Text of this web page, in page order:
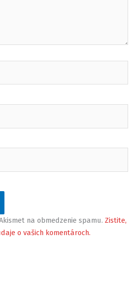
na obmedzenie spamu. Zistite,
o vašich komentároch.